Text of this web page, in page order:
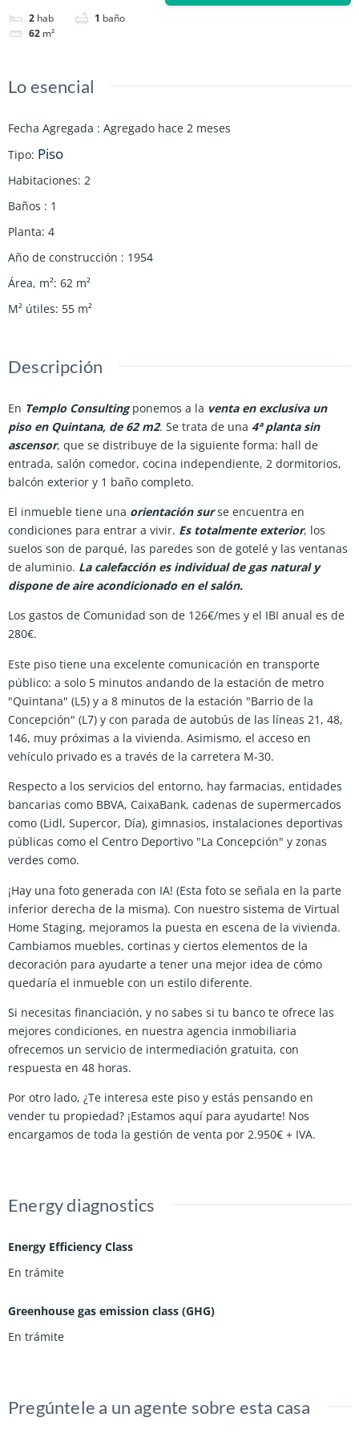
2 hab 1 baño
62 m²
Lo esencial
Fecha Agregada : Agregado hace 2 meses
Tipo: Piso
Habitaciones: 2
Baños : 1
Planta: 4
Año de construcción : 1954
Área, m²: 62 m²
M² útiles: 55 m²
Descripción
En Templo Consultingponemos a la venta en exclusiva un
piso en Quintana, de 62 m2. Se trata de una 4ª planta sin
ascensor, que se distribuye de la siguiente forma: hall de
entrada, salón comedor, cocina independiente, 2 dormitorios,
balcón exterior y 1 baño completo.
El inmueble tiene una orientación surse encuentra en
condiciones para entrar a vivir. Es totalmente exterior, los
suelos son de parqué, las paredes son de gotelé y las ventanas
de aluminio. La calefacción es individual de gas natural y
dispone de aire acondicionado en el salón.
Los gastos de Comunidad son de 126€/mes y el IBI anual es de
280€.
Este piso tiene una excelente comunicación en transporte
público: a solo 5 minutos andando de la estación de metro
"Quintana" (L5) y a 8 minutos de la estación "Barrio de la
Concepción" (L7) y con parada de autobús de las líneas 21, 48,
146, muy próximas a la vivienda. Asimismo, el acceso en
vehículo privado es a través de la carretera M-30.
Respecto a los servicios del entorno, hay farmacias, entidades
bancarias como BBVA, CaixaBank, cadenas de supermercados
como (Lidl, Supercor, Día), gimnasios, instalaciones deportivas
públicas como el Centro Deportivo "La Concepción" y zonas
verdes como.
¡Hay una foto generada con IA! (Esta foto se señala en la parte
inferior derecha de la misma). Con nuestro sistema de Virtual
Home Staging, mejoramos la puesta en escena de la vivienda.
Cambiamos muebles, cortinas y ciertos elementos de la
decoración para ayudarte a tener una mejor idea de cómo
quedaría el inmueble con un estilo diferente.
Si necesitas financiación, y no sabes si tu banco te ofrece las
mejores condiciones, en nuestra agencia inmobiliaria
ofrecemos un servicio de intermediación gratuita, con
respuesta en 48 horas.
Por otro lado, ¿Te interesa este piso y estás pensando en
vender tu propiedad? ¡Estamos aquí para ayudarte! Nos
encargamos de toda la gestión de venta por 2.950€ + IVA.
Energy diagnostics
Energy Efficiency Class
En trámite
Greenhouse gas emission class (GHG)
En trámite
Pregúntele a un agente sobre esta casa